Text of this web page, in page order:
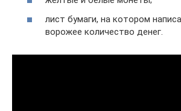
лист бумаги, на котором
ворожее количество денег.